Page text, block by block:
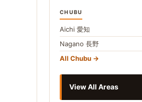
CHUBU
Aichi 愛知
Nagano 長野
All Chubu
View All Areas